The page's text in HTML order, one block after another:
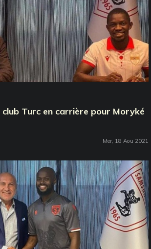
club Turc en carrière pour Moryké
Mer, 18 Aou 2021